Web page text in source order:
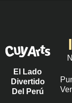
El Lado
Divertido
Del Perú